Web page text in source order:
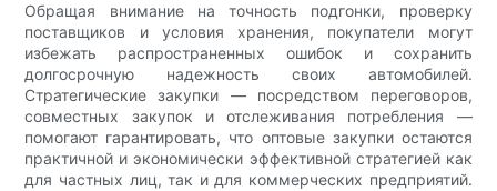
Обращая внимание на точность подгонки, проверку
поставщиков и условия хранения, покупатели могут
избежать распространенных ошибок и сохранить
долгосрочную надежность своих автомобилей.
Стратегические закупки — посредством переговоров,
совместных закупок и отслеживания потребления —
помогают гарантировать, что оптовые закупки остаются
практичной и экономически эффективной стратегией как
для частных лиц, так и для коммерческих предприятий.